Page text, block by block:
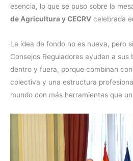
esencia, lo que se puso sobre la
de Agricultura y CECRV celebrada
La idea de fondo no es nueva, pero
Consejos Reguladores ayudan a sus
dentro y fuera, porque combinan
colectiva y una estructura
mundo con más herramientas que